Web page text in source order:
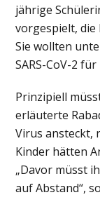
jährige
vorgespielt, die
Sie wollten
SARS-CoV-2
Prinzipiell
erläuterte
Virus ansteckt,
Kinder hätten
„Davor müsst
auf Abstand“,